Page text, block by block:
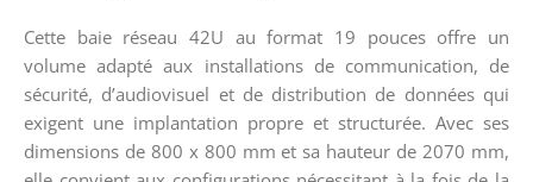
Cette baie réseau 42U au format 19 pouces offre un
volume adapté aux installations de communication, de
sécurité, d’audiovisuel et de distribution de données qui
exigent une implantation propre et structurée. Avec ses
dimensions de 800 x 800 mm et sa hauteur de 2070 mm,